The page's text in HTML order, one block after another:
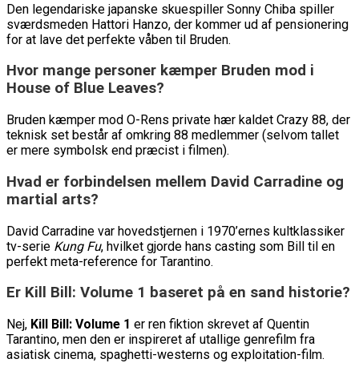
Den legendariske japanske skuespiller Sonny Chiba spiller
sværdsmeden Hattori Hanzo, der kommer ud af pensionering
for at lave det perfekte våben til Bruden.
Hvor mange personer kæmper Bruden mod i
House of Blue Leaves?
Bruden kæmper mod O-Rens private hær kaldet Crazy 88, der
teknisk set består af omkring 88 medlemmer (selvom tallet
er mere symbolsk end præcist i filmen).
Hvad er forbindelsen mellem David Carradine og
martial arts?
David Carradine var hovedstjernen i 1970’ernes kultklassiker
tv-serie Kung Fu, hvilket gjorde hans casting som Bill til en
perfekt meta-reference for Tarantino.
Er Kill Bill: Volume 1 baseret på en sand historie?
Nej, Kill Bill: Volume 1 er ren fiktion skrevet af Quentin
Tarantino, men den er inspireret af utallige genrefilm fra
asiatisk cinema, spaghetti-westerns og exploitation-film.